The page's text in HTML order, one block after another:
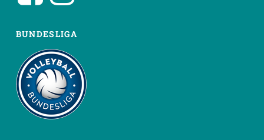
BUNDESLIGA